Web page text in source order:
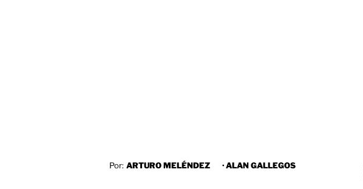
Por: ARTURO MELÉNDEZ ·ALAN GALLEGOS